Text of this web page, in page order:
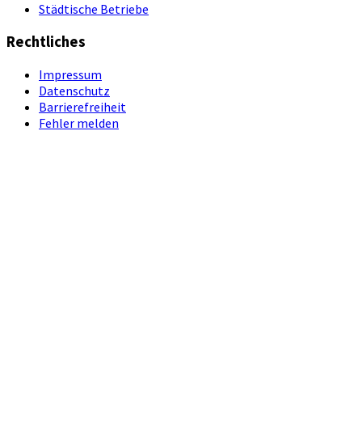
Städtische Betriebe
Rechtliches
Impressum
Datenschutz
Barrierefreiheit
Fehler melden